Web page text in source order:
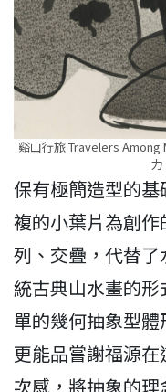
谿山行旅 Travelers
保有極簡造型的
複的小葉片為創
列、交疊，代替
統古典山水畫的
單的幾何抽象型
更能品嘗謝福源
次感，將抽象的理